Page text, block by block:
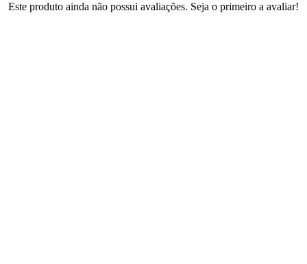
Este produto ainda não possui avaliações. Seja o primeiro a avaliar!